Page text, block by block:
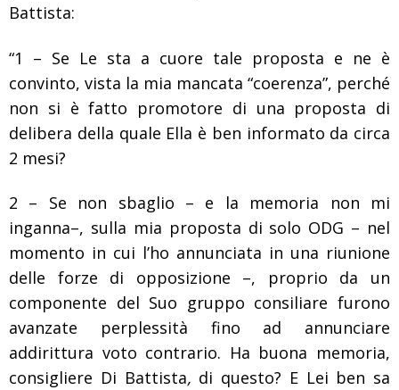
Battista:
“1 – Se Le sta a cuore tale proposta e ne è
convinto, vista la mia mancata “coerenza”, perché
non si è fatto promotore di una proposta di
delibera della quale Ella è ben informato da circa
2 mesi?
2 – Se non sbaglio – e la memoria non mi
inganna–, sulla mia proposta di solo ODG – nel
momento in cui l’ho annunciata in una riunione
delle forze di opposizione –, proprio da un
componente del Suo gruppo consiliare furono
avanzate perplessità fino ad annunciare
addirittura voto contrario. Ha buona memoria,
consigliere Di Battista, di questo? E Lei ben sa